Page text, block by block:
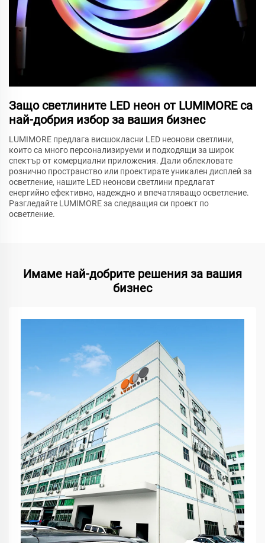
Защо светлините LED неон от LUMIMORE са
най-добрия избор за вашия бизнес
LUMIMORE предлага висшокласни LED неонови светлини,
които са много персонализируеми и подходящи за широк
спектър от комерциални приложения. Дали облекловате
рознично пространство или проектирате уникален дисплей за
осветление, нашите LED неонови светлини предлагат
енергийно ефективно, надеждно и впечатляващо осветление.
Разгледайте LUMIMORE за следващия си проект по
осветление.
Имаме най-добрите решения за вашия
бизнес